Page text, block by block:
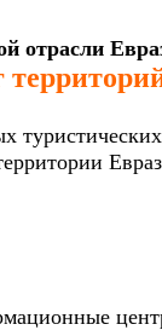
отрасли